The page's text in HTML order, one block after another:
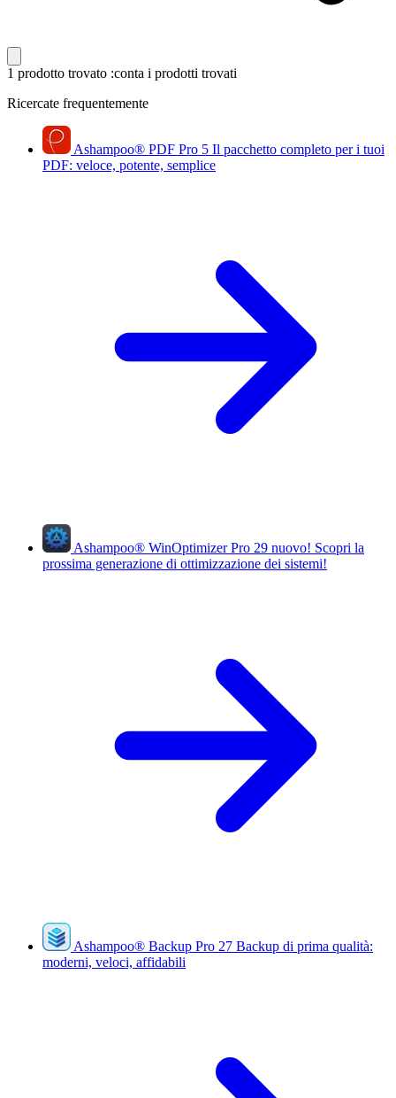
1 prodotto trovato :conta i prodotti trovati
Ricercate frequentemente
Ashampoo® PDF Pro 5 Il pacchetto completo per i tuoi
PDF: veloce, potente, semplice
Ashampoo® WinOptimizer Pro 29 nuovo! Scopri la
prossima generazione di ottimizzazione dei sistemi!
Ashampoo® Backup Pro 27 Backup di prima qualità:
moderni, veloci, affidabili